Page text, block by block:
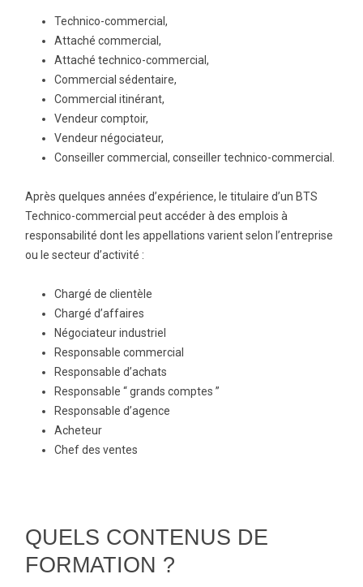
Technico-commercial,
Attaché commercial,
Attaché technico-commercial,
Commercial sédentaire,
Commercial itinérant,
Vendeur comptoir,
Vendeur négociateur,
Conseiller commercial, conseiller technico-commercial.
Après quelques années d’expérience, le titulaire d’un BTS
Technico-commercial peut accéder à des emplois à
responsabilité dont les appellations varient selon l’entreprise
ou le secteur d’activité :
Chargé de clientèle
Chargé d’affaires
Négociateur industriel
Responsable commercial
Responsable d’achats
Responsable “ grands comptes ”
Responsable d’agence
Acheteur
Chef des ventes
QUELS CONTENUS DE
FORMATION ?